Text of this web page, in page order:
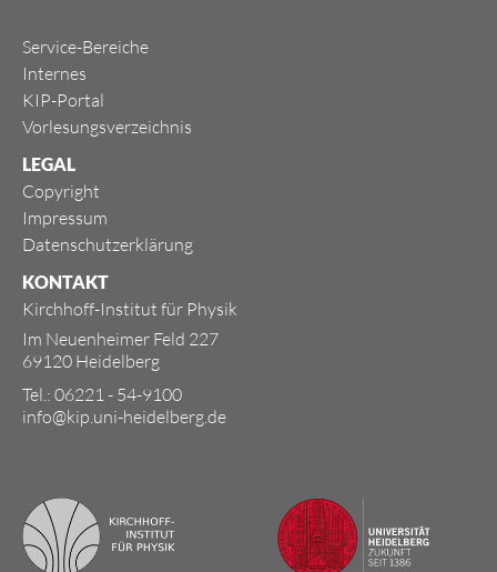
Service-Bereiche
Internes
KIP-Portal
Vorlesungsverzeichnis
LEGAL
Copyright
Impressum
Datenschutzerklärung
KONTAKT
Kirchhoff-Institut für Physik
Im Neuenheimer Feld 227
69120 Heidelberg
Tel.: 06221 - 54-9100
info@kip.uni-heidelberg.de